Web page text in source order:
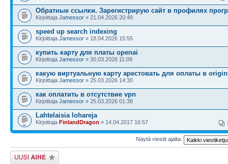
Обратные ссылки. Зарегистрирую сайт в профилях
Kirjoittaja Jamessor » 21.04.2026 20:49
speed up search indexing
Kirjoittaja Jamessor » 18.04.2026 15:55
купить карту для платы openai
Kirjoittaja Jamessor » 30.03.2026 11:09
какую виртуальную карту арестовать для оплаты в origin
Kirjoittaja Jamessor » 25.03.2026 14:30
как оплатить в отсутствие vpn
Kirjoittaja Jamessor » 25.03.2026 01:38
Lahtelaisia lohareja
Kirjoittaja FinlandDragon » 14.04.2017 16:57
Näytä viestit ajalta:
Lähetä uusi viesti